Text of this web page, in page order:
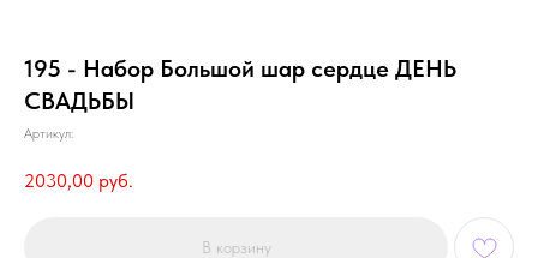
195 - Набор Большой шар сердце ДЕНЬ
СВАДЬБЫ
Артикул:
2030,00 руб.
В корзину